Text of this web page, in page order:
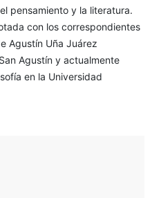
pensamiento y la literatura.
con los correspondientes
Agustín Uña Juárez
Agustín y actualmente
en la Universidad